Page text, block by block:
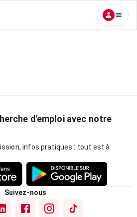
d'emploi avec notre
infos pratiques : tout est à
Suivez-nous